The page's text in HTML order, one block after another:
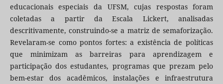
educacionais especiais da UFSM, cujas respostas foram
coletadas a partir da Escala Lickert, analisadas
descritivamente, construindo-se a matriz de semaforização.
Revelaram-se como pontos fortes: a existência de políticas
que minimizam as barreiras para aprendizagem e
participação dos estudantes, programas que prezam pelo
bem-estar dos acadêmicos, instalações e infraestrutura